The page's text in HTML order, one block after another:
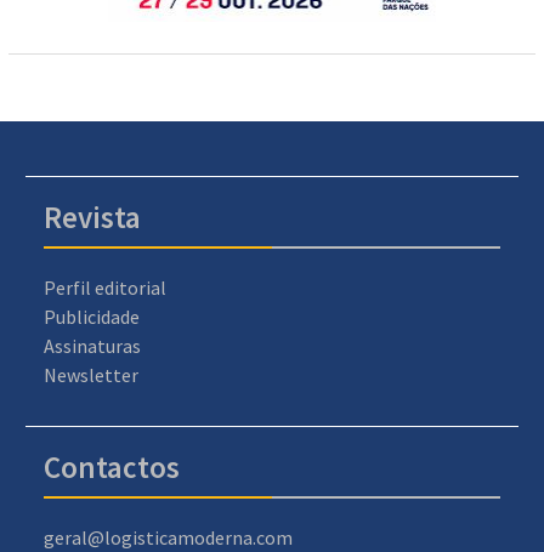
Revista
Perfil editorial
Publicidade
Assinaturas
Newsletter
Contactos
geral@logisticamoderna.com